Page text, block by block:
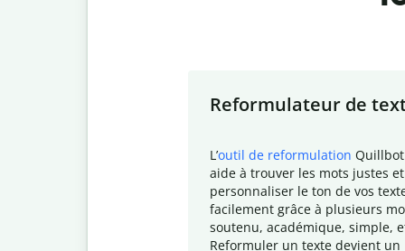
Reformulateur de
L ’outil de reformulation
aide à trouver les mots justes
personnaliser le ton de vos
facilement grâce à plusieurs
soutenu, académique, simple,
Reformuler un texte devient un